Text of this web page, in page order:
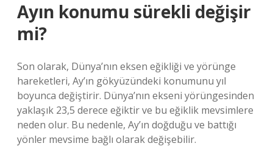
Ayın konumu sürekli değişir
mi?
Son olarak, Dünya’nın eksen eğikliği ve yörünge
hareketleri, Ay’ın gökyüzündeki konumunu yıl
boyunca değiştirir. Dünya’nın ekseni yörüngesinden
yaklaşık 23,5 derece eğiktir ve bu eğiklik mevsimlere
neden olur. Bu nedenle, Ay’ın doğduğu ve battığı
yönler mevsime bağlı olarak değişebilir.